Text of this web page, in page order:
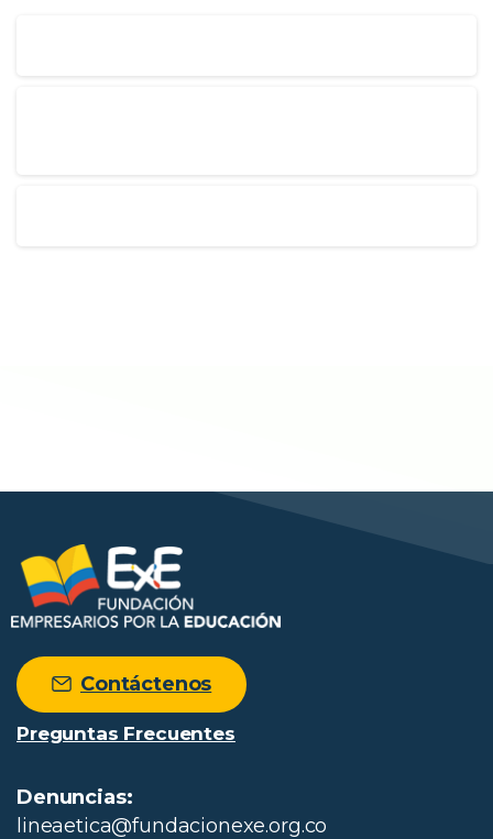
Contáctenos
Preguntas Frecuentes
Denuncias:
lineaetica@fundacionexe.org.co